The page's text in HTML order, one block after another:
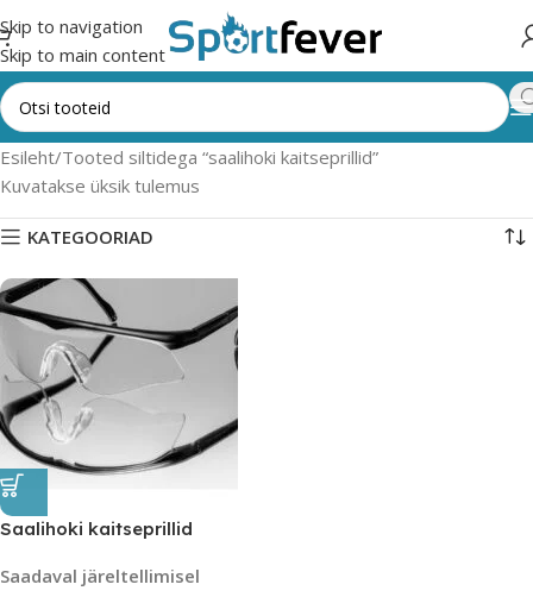
Skip to navigation
Skip to main content
Esileht Tooted siltidega “saalihoki kaitseprillid”
Kuvatakse üksik tulemus
KATEGOORIAD
Saalihoki kaitseprillid
Saadaval järeltellimisel